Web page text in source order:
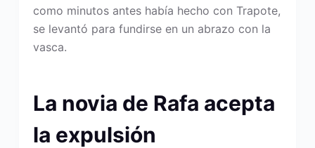
como minutos antes había hecho con Trapote,
se levantó para fundirse en un abrazo con la
vasca.
La novia de Rafa acepta
la expulsión